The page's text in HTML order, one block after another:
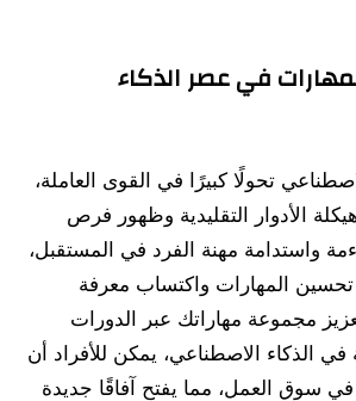
في عصر الذكاء
تحولًا كبيرًا في القوى العاملة،
الأدوار التقليدية وظهور فرص
واستدامة مهنة الفرد في المستقبل،
المهارات واكتساب معرفة
مجموعة مهاراتك عبر الدورات
في الذكاء الاصطناعي، يمكن للأفراد أن
سوق العمل، مما يفتح آفاقًا جديدة